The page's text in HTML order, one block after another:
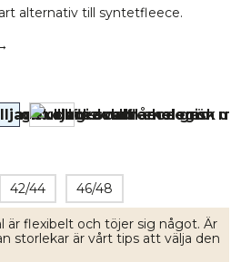
alternativ till syntetfleece.
42/44 46/48
är flexibelt och töjer sig något. Är
storlekar är vårt tips att välja den